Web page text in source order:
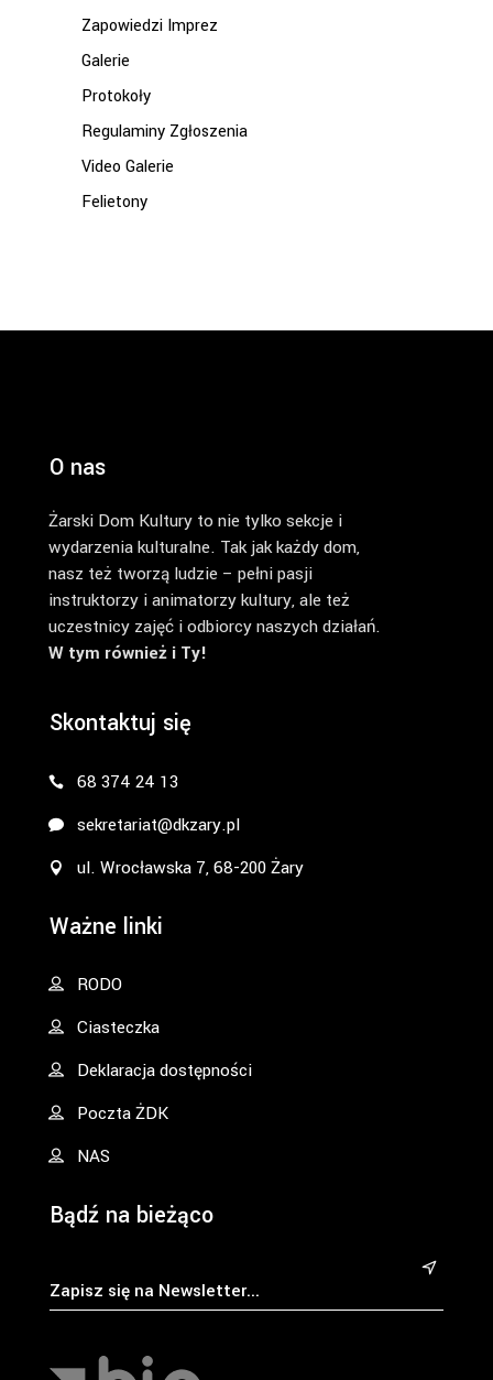
Zapowiedzi Imprez
Galerie
Protokoły
Regulaminy Zgłoszenia
Video Galerie
Felietony
O nas
Żarski Dom Kultury to nie tylko sekcje i
wydarzenia kulturalne. Tak jak każdy dom,
nasz też tworzą ludzie – pełni pasji
instruktorzy i animatorzy kultury, ale też
uczestnicy zajęć i odbiorcy naszych działań.
W tym również i Ty!
Skontaktuj się
68 374 24 13
sekretariat@dkzary.pl
ul. Wrocławska 7, 68-200 Żary
Ważne linki
RODO
Ciasteczka
Deklaracja dostępności
Poczta ŻDK
NAS
Bądź na bieżąco
&